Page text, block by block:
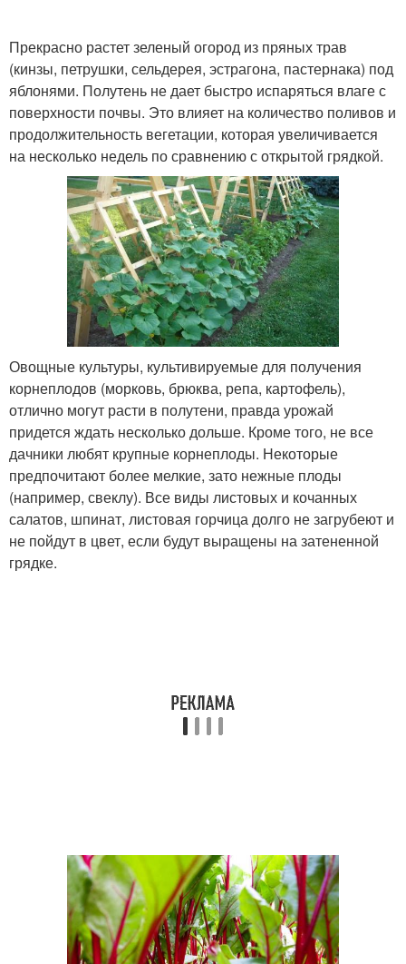
Прекрасно растет зеленый огород из пряных трав
(кинзы, петрушки, сельдерея, эстрагона, пастернака) под
яблонями. Полутень не дает быстро испаряться влаге с
поверхности почвы. Это влияет на количество поливов и
продолжительность вегетации, которая увеличивается
на несколько недель по сравнению с открытой грядкой.
Овощные культуры, культивируемые для получения
корнеплодов (морковь, брюква, репа, картофель),
отлично могут расти в полутени, правда урожай
придется ждать несколько дольше. Кроме того, не все
дачники любят крупные корнеплоды. Некоторые
предпочитают более мелкие, зато нежные плоды
(например, свеклу). Все виды листовых и кочанных
салатов, шпинат, листовая горчица долго не загрубеют и
не пойдут в цвет, если будут выращены на затененной
грядке.